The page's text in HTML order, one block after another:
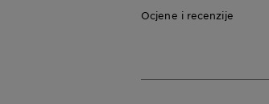
Ocjene i recenzije